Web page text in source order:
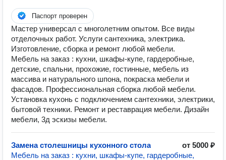
Паспорт проверен
Мастер универсал с многолетним опытом. Все виды
отделочных работ. Услуги сантехника, электрика.
Изготовление, сборка и ремонт любой мебели.
Мебель на заказ : кухни, шкафы-купе, гардеробные,
детские, спальни, прохожие, гостинные, мебель из
массива и натурального шпона, покраска мебели и
фасадов. Профессиональная сборка любой мебели.
Установка кухонь с подключением сантехники, электрики,
бытовой техники. Ремонт и реставрация мебели. Дизайн
мебели, 3д эскизы мебели.
Замена столешницы кухонного стола
от 5000 ₽
Мебель на заказ : кухни, шкафы-купе, гардеробные,